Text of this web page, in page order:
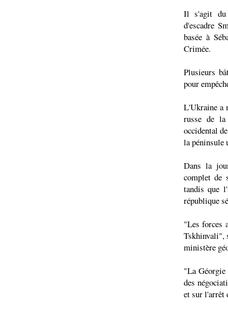
Il s'agit du
d'escadre
basée à
Crimée.
Plusieurs
pour
L'Ukraine a
russe de
occidental
la péninsule
Dans la
complet de
tandis que
république
"Les forces
Tskhinvali",
ministère
"La
des
et sur l'arrêt